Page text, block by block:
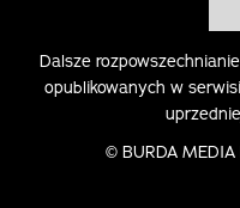
Dalsze
opublikowanych w
© BURDA